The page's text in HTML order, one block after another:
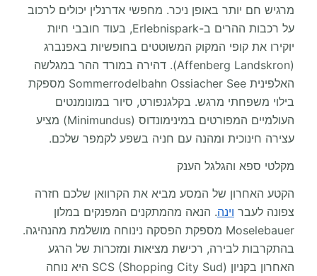
מרגיש חם יותר באופן ניכר. מחפשי אדרנלין יכולים לרכוב
על רכבות ההרים ב-Erlebnispark, בעוד חובבי חיות
יוקירו את קופי המקוק המשוטטים בחופשיות באפנברג
(Affenberg Landskron). דהירה במורד ההר במגלשה
האלפינית Sommerrodelbahn Ossiacher See מספקת
בילוי משפחתי מרגש. בקלגנפורט, סיור במונומנטים
העולמיים המפורטים במינימונדוס (Minimundus) מציע
עצירה חינוכית ומהנה עם חניה בשפע לקמפר שלכם.
מקלטי ספא והגלגל הענק
הקטע האחרון של המסע מביא את הקרוואן שלכם חזרה
צפונה לעבר וינה. הנאה מהמתקנים המפנקים במלון
Moselebauer מספקת הפסקה נינוחה מושלמת מהנהיגה.
בהתקרבות לבירה, רכישת מציאות ומזכרות של הרגע
האחרון בקניון SCS (Shopping City Sud) היא נוחה